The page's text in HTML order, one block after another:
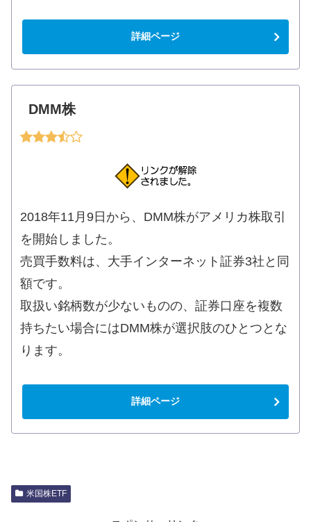
詳細ページ
DMM株
2018年11月9日から、DMM株がアメリカ株取引
を開始しました。
売買手数料は、大手インターネット証券3社と同
額です。
取扱い銘柄数が少ないものの、証券口座を複数
持ちたい場合にはDMM株が選択肢のひとつとな
ります。
詳細ページ
米国株ETF